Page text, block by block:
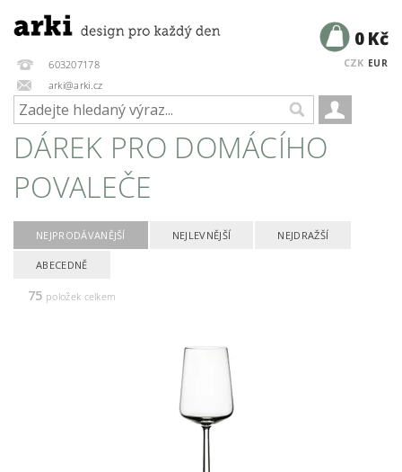
603207178
arki@arki.cz
CZK EUR
0 Kč
DÁREK PRO DOMÁCÍHO
POVALEČE
NEJPRODÁVANĚJŠÍ NEJLEVNĚJŠÍ NEJDRAŽŠÍ
ABECEDNĚ
75 položek celkem